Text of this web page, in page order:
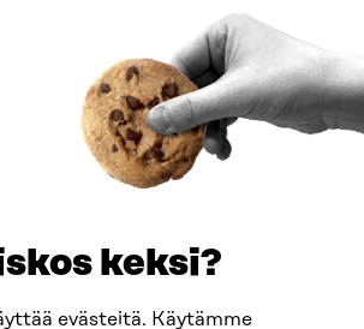
keksi?
evästeitä. Käytämme